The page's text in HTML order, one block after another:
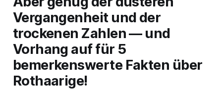
Vergangenheit und der
trockenen Zahlen — und
Vorhang auf für 5
bemerkenswerte Fakten über
Rothaarige!